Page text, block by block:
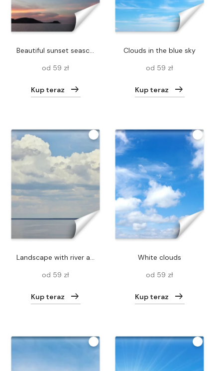
beautiful sunset seascape under pink cloudy sky
od 59 zł
Kup teraz
Clouds in the blue sky
od 59 zł
Kup teraz
Landscape with river and white clouds on blue sky
od 59 zł
Kup teraz
White clouds
od 59 zł
Kup teraz